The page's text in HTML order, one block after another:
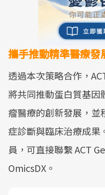
攜手推動精準醫療
透過本次策略合作，
將共同推動蛋白質基因
瘤醫療的創新發展，並
症診斷與臨床治療成果
員，可直接聯繫 ACT
OmicsDX。